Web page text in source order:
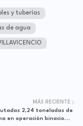
y tuberías
de agua
MÁS RECIENTE
2,24 toneladas de
en operación binacional